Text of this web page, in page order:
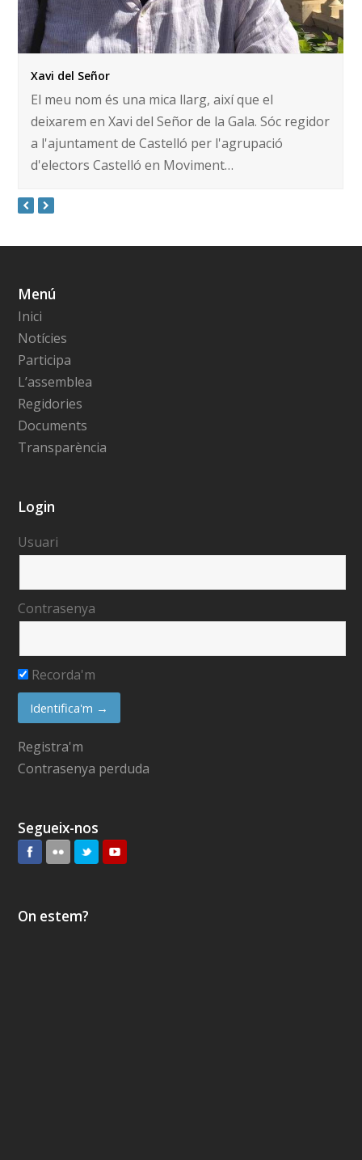
Xavi del Señor
El meu nom és una mica llarg, així que el
deixarem en Xavi del Señor de la Gala. Sóc regidor
a l'ajuntament de Castelló per l'agrupació
d'electors Castelló en Moviment…
Menú
Inici
Notícies
Participa
L’assemblea
Regidories
Documents
Transparència
Login
Usuari
Contrasenya
Recorda'm
Registra'm
Contrasenya perduda
Segueix-nos
On estem?